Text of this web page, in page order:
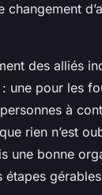
des alliés
une pour les
à
rien n’est
une bonne
étapes